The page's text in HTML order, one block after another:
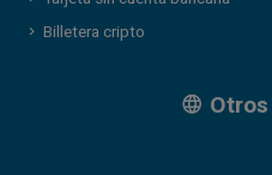
Billetera cripto